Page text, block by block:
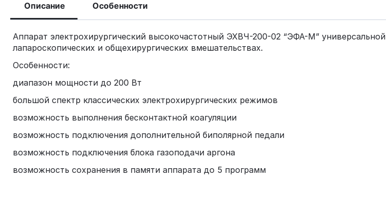
Описание Особенности
Аппарат электрохирургический высокочастотный ЭХВЧ-200-02 “ЭФА-М”
лапароскопических и общехирургических вмешательствах.
Особенности:
диапазон мощности до 200 Вт
большой спектр классических электрохирургических режимов
возможность выполнения бесконтактной коагуляции
возможность подключения дополнительной биполярной педали
возможность подключения блока газоподачи аргона
возможность сохранения в памяти аппарата до 5 программ